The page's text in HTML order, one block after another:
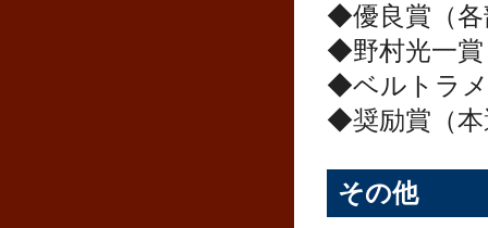
◆優良賞（各
◆野村光一
◆ベルトラ
◆奨励賞（本
その他